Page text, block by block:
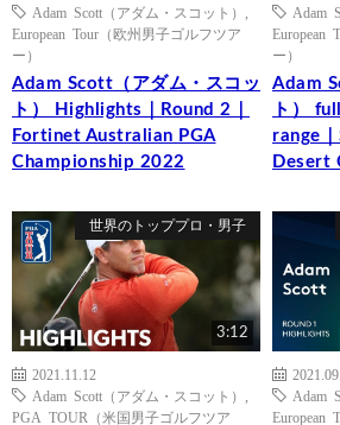
Adam Scott（アダム・スコット）
European Tour（欧州男子ゴルフツア
ー）
Adam Scott（アダム・スコッ
ト） Highlights｜Round 2｜
Fortinet Australian PGA
Championship 2022
Adam
European
ー）
Adam
ト）
range
Desert
世界のトッププロ・男子
3:12
2021.11.12
Adam Scott（アダム・スコット）
PGA TOUR（米国男子ゴルフツア
Adam
European